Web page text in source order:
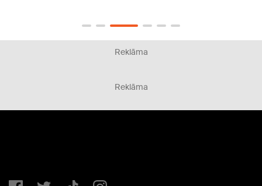
Reklāma
Reklāma